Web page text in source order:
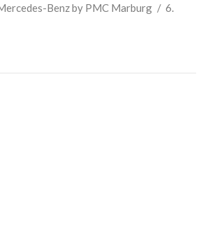
Benzby PMC Marburg
6.